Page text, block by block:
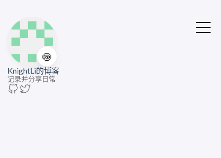
🍥
KnightLi的博客
记录并分享日常